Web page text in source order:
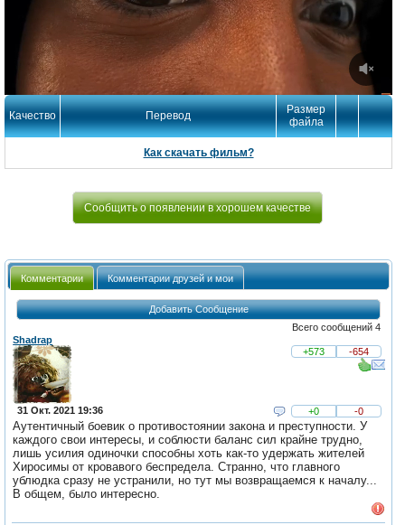
Качество Перевод
Размер
файла
Как скачать фильм?
Сообщить о появлении в хорошем качестве
Комментарии Комментарии друзей и мои
Добавить Сообщение
Всего сообщений 4
Shadrap
+573
-654
31 Окт. 2021 19:36 +0 -0
Аутентичный боевик о противостоянии закона и преступности. У
каждого свои интересы, и соблюсти баланс сил крайне трудно,
лишь усилия одиночки способны хоть как-то удержать жителей
Хиросимы от кровавого беспредела. Странно, что главного
ублюдка сразу не устранили, но тут мы возвращаемся к началу...
В общем, было интересно.